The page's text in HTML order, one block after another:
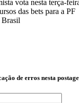
de erros nesta